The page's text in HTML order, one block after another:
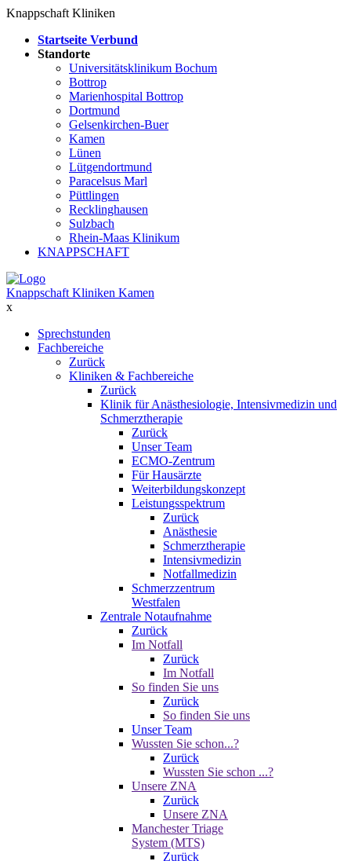
Knappschaft Kliniken
Startseite Verbund
Standorte
Universitätsklinikum Bochum
Bottrop
Marienhospital Bottrop
Dortmund
Gelsenkirchen-Buer
Kamen
Lünen
Lütgendortmund
Paracelsus Marl
Püttlingen
Recklinghausen
Sulzbach
Rhein-Maas Klinikum
KNAPPSCHAFT
Knappschaft Kliniken Kamen
x
Sprechstunden
Fachbereiche
Zurück
Kliniken & Fachbereiche
Zurück
Klinik für Anästhesiologie, Intensivmedizin und
Schmerztherapie
Zurück
Unser Team
ECMO-Zentrum
Für Hausärzte
Weiterbildungskonzept
Leistungsspektrum
Zurück
Anästhesie
Schmerztherapie
Intensivmedizin
Notfallmedizin
Schmerzzentrum
Westfalen
Zentrale Notaufnahme
Zurück
Im Notfall
Zurück
Im Notfall
So finden Sie uns
Zurück
So finden Sie uns
Unser Team
Wussten Sie schon...?
Zurück
Wussten Sie schon ...?
Unsere ZNA
Zurück
Unsere ZNA
Manchester Triage
System (MTS)
Zurück